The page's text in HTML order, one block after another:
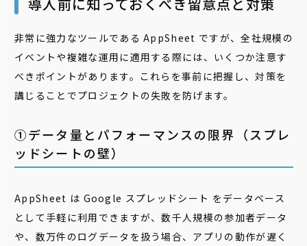
非常に強力なツールである AppSheet ですが、全社規模の
イベントや複雑な運用に適用する際には、いくつか注意す
べきポイントがあります。これらを事前に把握し、対策を
講じることでプロジェクトの失敗を防げます。
①データ量とパフォーマンスの限界（スプレ
ッドシートの壁）
AppSheet は Google スプレッドシート をデータベース
として手軽に利用できますが、数千人規模の参加者データ
や、数万件のログデータを扱う場合、アプリの動作が遅く